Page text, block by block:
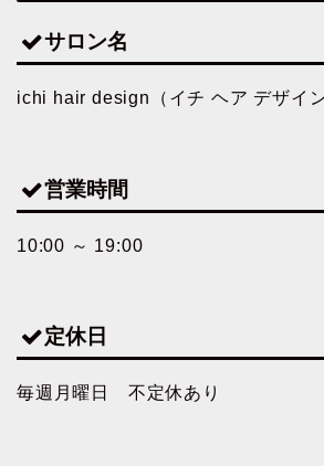
サロン名
ichi hair design（イチ ヘア デザイン
営業時間
10:00 ～ 19:00
定休日
毎週月曜日 不定休あり